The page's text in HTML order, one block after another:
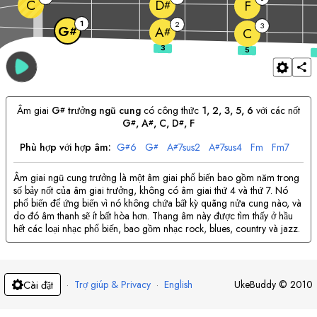
G# 1 A# 2 C 3
C D# F
Âm giai G# trưởng ngũ cung có công thức 1, 2, 3, 5, 6 với các nốt
G#, A#, C, D#, F
Phù hợp với hợp âm: G#6 G# A#7sus2 A#7sus4 Fm Fm7
Âm giai ngũ cung trưởng là một âm giai phổ biến bao gồm năm trong
số bảy nốt của âm giai trưởng, không có âm giai thứ 4 và thứ 7. Nó
phổ biến để ứng biến vì nó không chứa bất kỳ quãng nửa cung nào, và
do đó âm thanh sẽ ít bất hòa hơn. Thang âm này được tìm thấy ở hầu
hết các loại nhạc phổ biến, bao gồm nhạc rock, blues, country và jazz.
Cài đặt · Trợ giúp & Privacy · English UkeBuddy © 2010